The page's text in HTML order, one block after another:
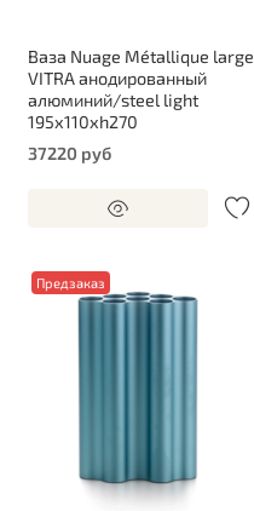
Ваза Nuage Métallique large
VITRA анодированный
алюминий/steel light
195х110хh270
37220 руб
Предзаказ